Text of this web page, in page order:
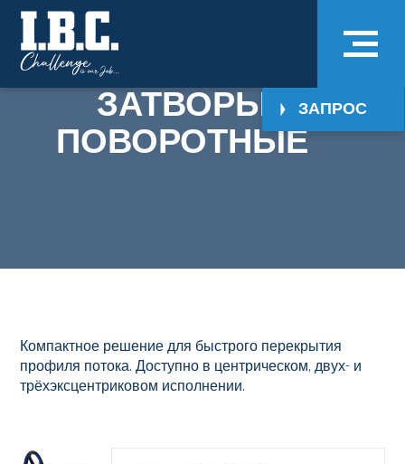
ЗАПРОС
ЗАТВОРЫ
ПОВОРОТНЫЕ
Компактное решение для быстрого перекрытия
профиля потока. Доступно в центрическом, двух- и
трёхэксцентриковом исполнении.